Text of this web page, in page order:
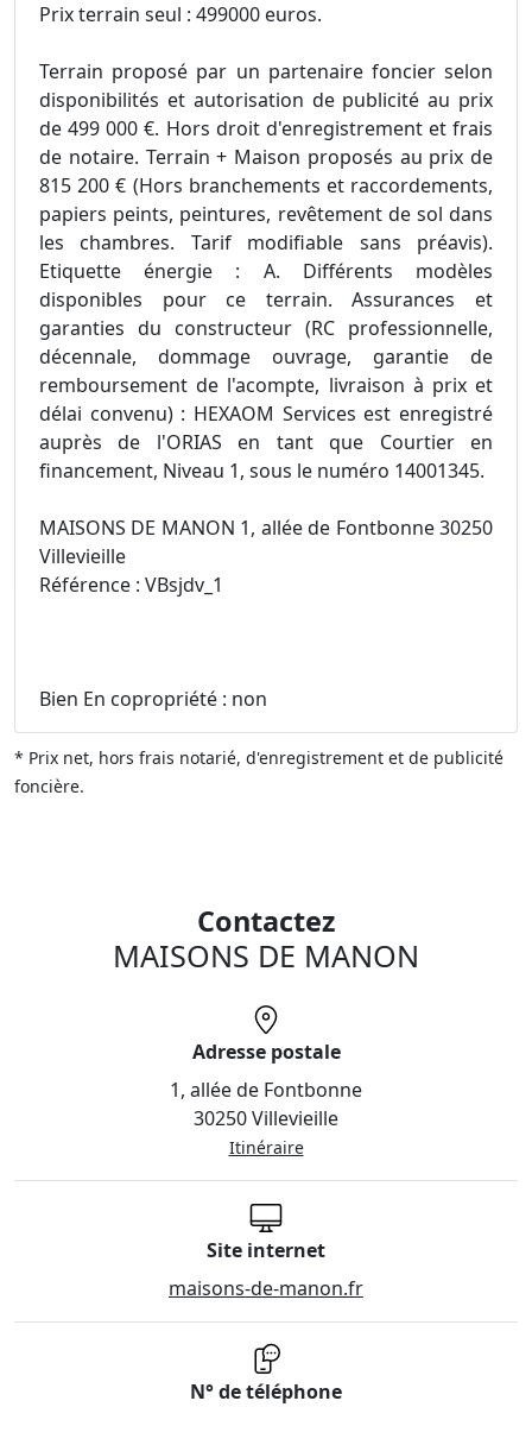
Prix terrain seul : 499000 euros.
Terrain proposé par un partenaire foncier selon
disponibilités et autorisation de publicité au prix
de 499 000 €. Hors droit d'enregistrement et frais
de notaire. Terrain + Maison proposés au prix de
815 200 € (Hors branchements et raccordements,
papiers peints, peintures, revêtement de sol dans
les chambres. Tarif modifiable sans préavis).
Etiquette énergie : A. Différents modèles
disponibles pour ce terrain. Assurances et
garanties du constructeur (RC professionnelle,
décennale, dommage ouvrage, garantie de
remboursement de l'acompte, livraison à prix et
délai convenu) : HEXAOM Services est enregistré
auprès de l'ORIAS en tant que Courtier en
financement, Niveau 1, sous le numéro 14001345.
MAISONS DE MANON 1, allée de Fontbonne 30250
Villevieille
Référence : VBsjdv_1
Bien En copropriété : non
* Prix net, hors frais notarié, d'enregistrement et de publicité
foncière.
Contactez
MAISONS DE MANON
Adresse postale
1, allée de Fontbonne
30250 Villevieille
Itinéraire
Site internet
maisons-de-manon.fr
N° de téléphone